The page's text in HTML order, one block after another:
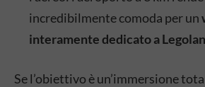
incredibilmente comoda per un
interamente dedicato a
Se l’obiettivo è un’immersione